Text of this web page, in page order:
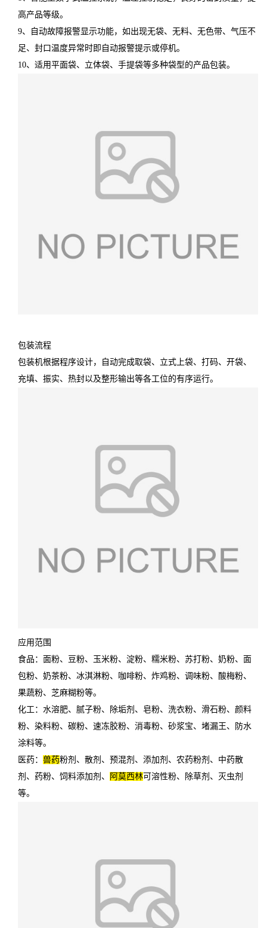
高产品等级。
9、自动故障报警显示功能，如出现无袋、无料、无色带、气压不
足、封口温度异常时即自动报警提示或停机。
10、适用平面袋、立体袋、手提袋等多种袋型的产品包装。
包装流程
包装机根据程序设计，自动完成取袋、立式上袋、打码、开袋、
充填、振实、热封以及整形输出等各工位的有序运行。
应用范围
食品：面粉、豆粉、玉米粉、淀粉、糯米粉、苏打粉、奶粉、面
包粉、奶茶粉、冰淇淋粉、咖啡粉、炸鸡粉、调味粉、酸梅粉、
果蔬粉、芝麻糊粉等。
化工：水溶肥、腻子粉、除垢剂、皂粉、洗衣粉、滑石粉、颜料
粉、染料粉、碳粉、速冻胶粉、消毒粉、砂浆宝、堵漏王、防水
涂料等。
医药： 兽药粉剂、散剂、预混剂、添加剂、农药粉剂、中药散
剂、药粉、饲料添加剂、
阿莫西林可溶性粉、除草剂、灭虫剂
等。